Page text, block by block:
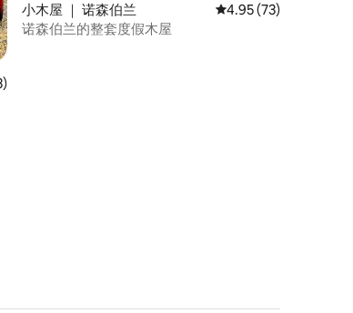
分（满分 5 分），共 133 条评价
小木屋 ｜ 诺森伯兰 平均评分 4.95 分（满
4.95 (73)
诺森伯兰的整套度假木屋